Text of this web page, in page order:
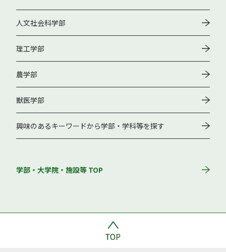
人文社会科学部
理工学部
農学部
獣医学部
興味のあるキーワードから学部・学科等を探す
学部・大学院・施設等 TOP